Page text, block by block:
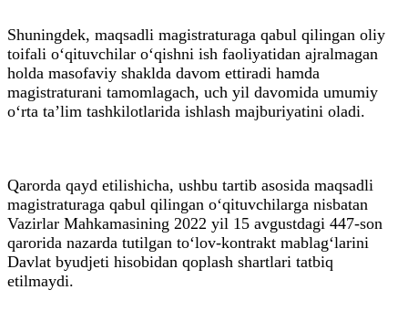
Shuningdek, maqsadli magistraturaga qabul qilingan oliy
toifali o‘qituvchilar o‘qishni ish faoliyatidan ajralmagan
holda masofaviy shaklda davom ettiradi hamda
magistraturani tamomlagach, uch yil davomida umumiy
o‘rta taʼlim tashkilotlarida ishlash majburiyatini oladi.
Qarorda qayd etilishicha, ushbu tartib asosida maqsadli
magistraturaga qabul qilingan o‘qituvchilarga nisbatan
Vazirlar Mahkamasining 2022 yil 15 avgustdagi 447-son
qarorida nazarda tutilgan to‘lov-kontrakt mablag‘larini
Davlat byudjeti hisobidan qoplash shartlari tatbiq
etilmaydi.